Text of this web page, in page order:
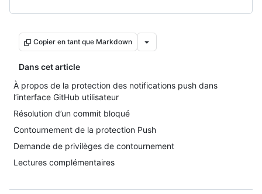
Copier en tant que Markdown
Dans cet article
À propos de la protection des notifications push dans
l’interface GitHub utilisateur
Résolution d’un commit bloqué
Contournement de la protection Push
Demande de privilèges de contournement
Lectures complémentaires